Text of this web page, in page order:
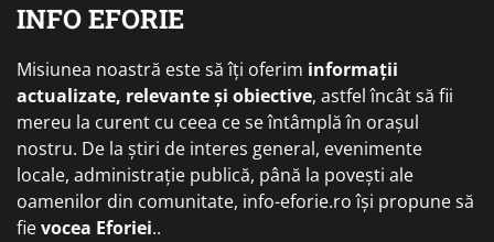
INFO EFORIE
Misiunea noastră este să îți oferim informații
actualizate, relevante și obiective, astfel încât să fii
mereu la curent cu ceea ce se întâmplă în orașul
nostru. De la știri de interes general, evenimente
locale, administrație publică, până la povești ale
oamenilor din comunitate, info-eforie.ro își propune să
fievocea Eforiei..